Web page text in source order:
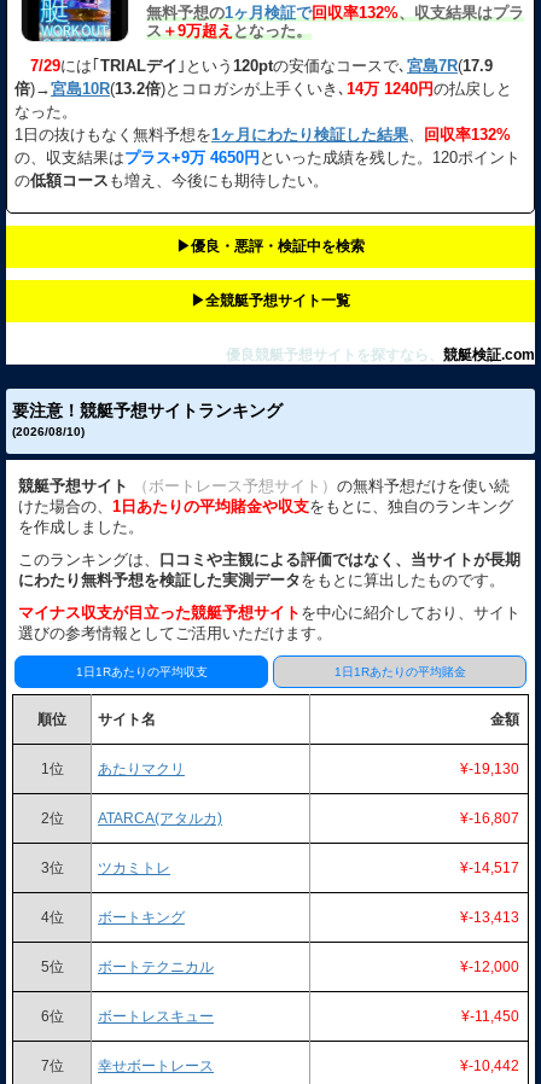
無料予想の1ヶ月検証で回収率132%、収支結果はプラ
ス＋9万超えとなった。
7/29には｢ TRIALデイ ｣という 120ptの安価なコースで､ 宮島7R(17.9
倍)→宮島10R(13.2倍)とコロガシが上手くいき､ 14万 1240円の払戻しと
なった。
1日の抜けもなく無料予想を1ヶ月にわたり検証した結果
回収率132%
の、収支結果はプラス+9万 4650円 といった成績を残した。120ポイント
の低額コース も増え、今後にも期待したい。
▶︎優良・悪評・検証中を検索
▶︎全競艇予想サイト一覧
優良競艇予想サイトを探すなら、 競艇検証.com
要注意！競艇予想サイトランキング
(2026/08/10)
競艇予想サイト （ボートレース予想サイト） の無料予想だけを使い続
けた場合の、 1日あたりの平均賭金や収支をもとに、独自のランキング
を作成しました。
このランキングは、 口コミや主観による評価ではなく、当サイトが長期
にわたり無料予想を検証した実測データをもとに算出したものです。
マイナス収支が目立った競艇予想サイト を中心に紹介しており、サイト
選びの参考情報としてご活用いただけます。
1日1Rあたりの平均収支 1日1Rあたりの平均賭金
順位 サイト名 金額
1位 あたりマクリ ¥-19,130
2位 ATARCA(アタルカ) ¥-16,807
3位 ツカミトレ ¥-14,517
4位 ボートキング ¥-13,413
5位 ボートテクニカル ¥-12,000
6位 ボートレスキュー ¥-11,450
7位 幸せボートレース ¥-10,442